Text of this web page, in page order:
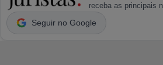
receba as principais
Seguir no Google